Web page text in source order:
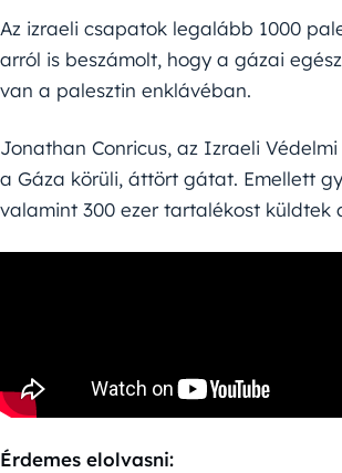
Az izraeli csapatok legalább 1000
arról is beszámolt, hogy a gázai
van a palesztin enklávéban.
Jonathan Conricus, az Izraeli
a Gáza körüli, áttört gátat. Emellett
valamint 300 ezer tartalékost küldtek
Érdemes elolvasni: